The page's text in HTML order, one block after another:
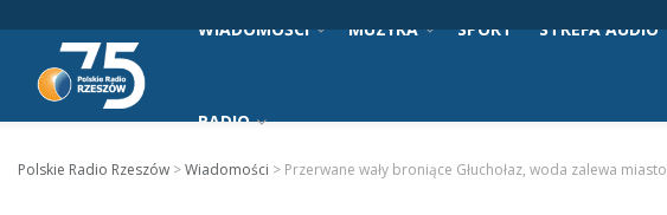
WIADOMOŚCI MUZYKA SPORT STREFA AUDIO
RADIO
Polskie Radio Rzeszów >Wiadomości > Przerwane wały broniące Głuchołaz, woda zalewa miasto